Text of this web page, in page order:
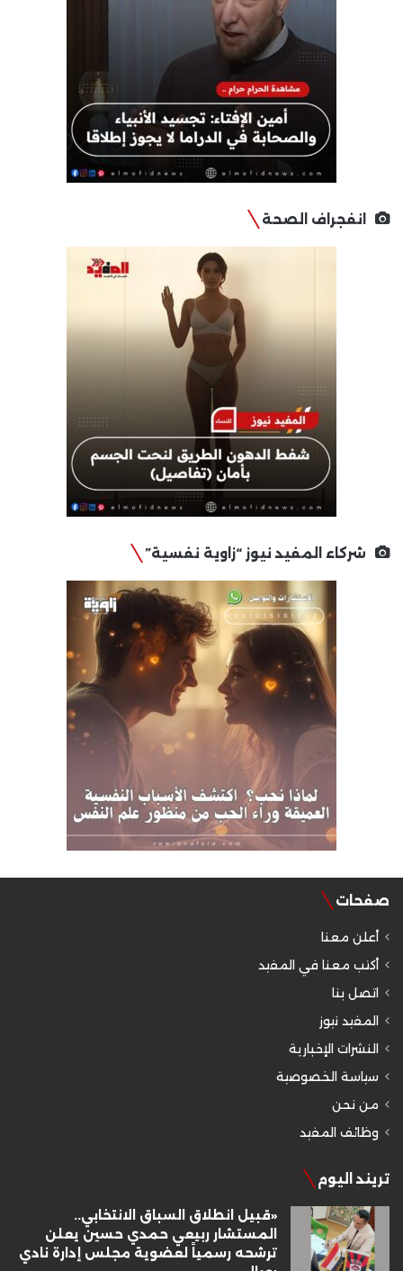
انفجراف الصحة
شركاء المفيد نيوز “زاوية نفسية”
صفحات
أعلن معنا
أكتب معنا في المفيد
اتصل بنا
المفيد نيوز
النشرات الإخبارية
سياسة الخصوصية
من نحن
وظائف المفيد
تريند اليوم
«قبيل انطلاق السباق الانتخابي..
المستشار ربيعي حمدي حسين يعلن
ترشحه رسمياً لعضوية مجلس إدارة نادي